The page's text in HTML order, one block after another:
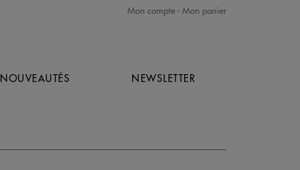
Mon compte Mon panier
NOUVEAUTÉS NEWSLETTER